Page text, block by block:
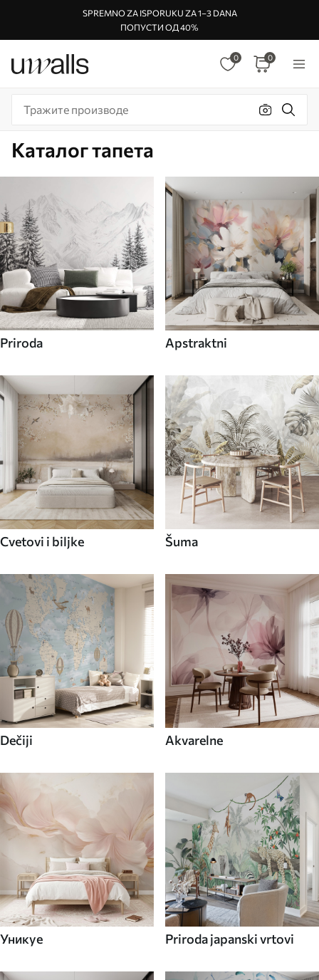
SPREMNO ZA ISPORUKU ZA 1–3 DANA
ПОПУСТИ ОД 40%
0 0
Каталог тапета
Priroda Apstraktni
Cvetovi i biljke Šuma
Dečiji Akvarelne
Уникуе Priroda japanski vrtovi